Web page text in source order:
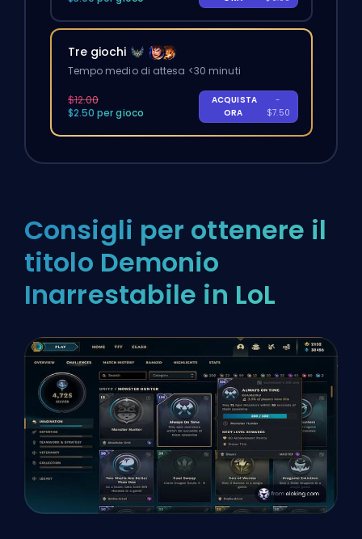
Tre giochi
Tempo medio di attesa <30 minuti
$12.00
$2.50 per gioco
ACQUISTA
ORA
-
$7.50
Consigli per ottenere il
titolo Demonio
Inarrestabile in LoL